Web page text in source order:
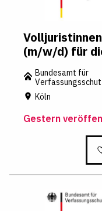
(m/w/d) für
Bundesamt für
Köln
Gestern